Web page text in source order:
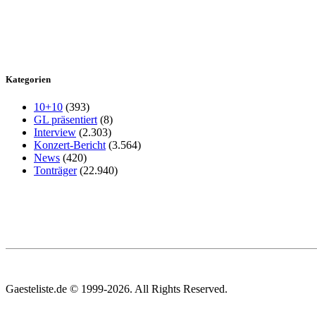
Kategorien
10+10 (393)
GL präsentiert (8)
Interview (2.303)
Konzert-Bericht (3.564)
News (420)
Tonträger(22.940)
Gaesteliste.de © 1999-2026. All Rights Reserved.